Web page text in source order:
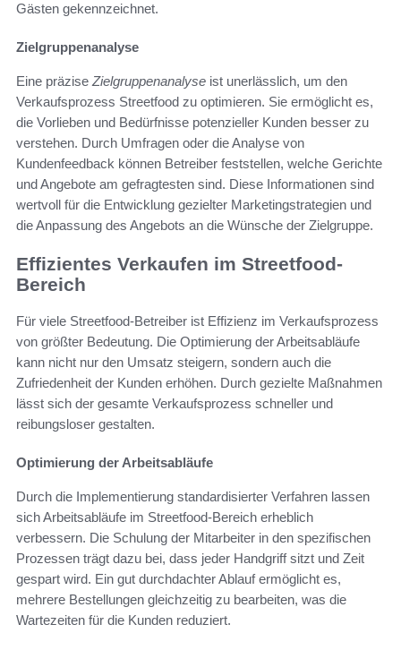
Gästen gekennzeichnet.
Zielgruppenanalyse
Eine präzise Zielgruppenanalyse ist unerlässlich, um den
Verkaufsprozess Streetfood zu optimieren. Sie ermöglicht es,
die Vorlieben und Bedürfnisse potenzieller Kunden besser zu
verstehen. Durch Umfragen oder die Analyse von
Kundenfeedback können Betreiber feststellen, welche Gerichte
und Angebote am gefragtesten sind. Diese Informationen sind
wertvoll für die Entwicklung gezielter Marketingstrategien und
die Anpassung des Angebots an die Wünsche der Zielgruppe.
Effizientes Verkaufen im Streetfood-
Bereich
Für viele Streetfood-Betreiber ist Effizienz im Verkaufsprozess
von größter Bedeutung. Die Optimierung der Arbeitsabläufe
kann nicht nur den Umsatz steigern, sondern auch die
Zufriedenheit der Kunden erhöhen. Durch gezielte Maßnahmen
lässt sich der gesamte Verkaufsprozess schneller und
reibungsloser gestalten.
Optimierung der Arbeitsabläufe
Durch die Implementierung standardisierter Verfahren lassen
sich Arbeitsabläufe im Streetfood-Bereich erheblich
verbessern. Die Schulung der Mitarbeiter in den spezifischen
Prozessen trägt dazu bei, dass jeder Handgriff sitzt und Zeit
gespart wird. Ein gut durchdachter Ablauf ermöglicht es,
mehrere Bestellungen gleichzeitig zu bearbeiten, was die
Wartezeiten für die Kunden reduziert.